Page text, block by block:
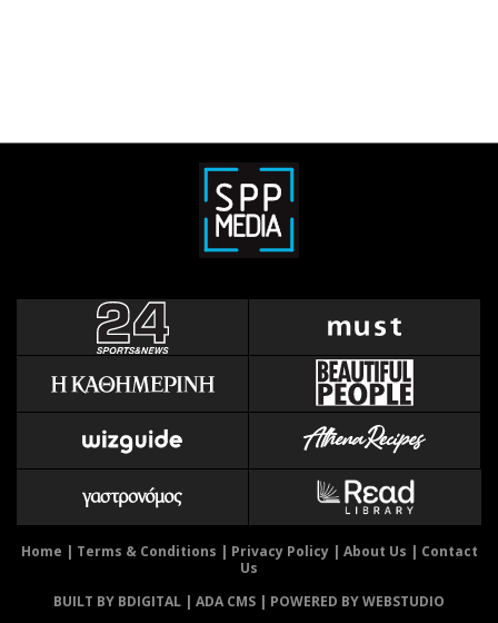
Home | Terms & Conditions | Privacy Policy| About Us | Contact
Us
BUILT BY BDIGITAL | ADA CMS | POWERED BY WEBSTUDIO